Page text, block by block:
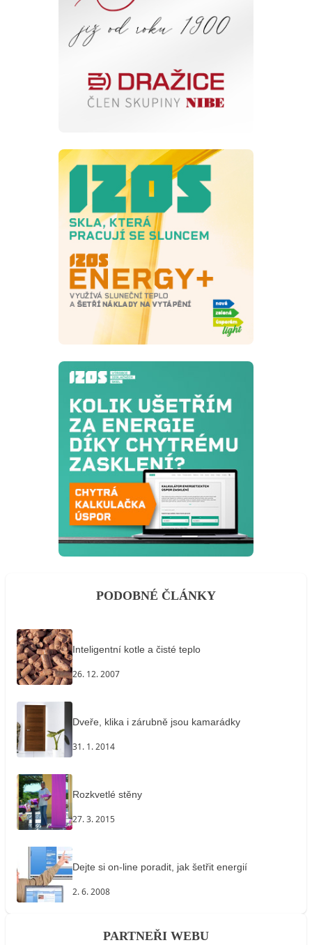
PODOBNÉ ČLÁNKY
Inteligentní kotle a čisté teplo
26. 12. 2007
Dveře, klika i zárubně jsou kamarádky
31. 1. 2014
Rozkvetlé stěny
27. 3. 2015
Dejte si on-line poradit, jak šetřit energií
2. 6. 2008
PARTNEŘI WEBU